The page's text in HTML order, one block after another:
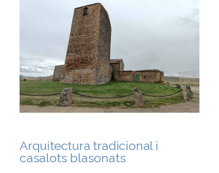
Arquitectura tradicional i
casalots blasonats